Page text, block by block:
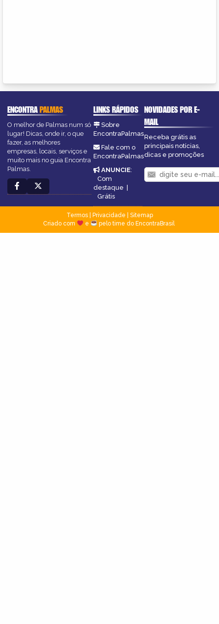
ENCONTRAPALMAS
O melhor de Palmas num só
lugar! Dicas, onde ir, o que
fazer, as melhores
empresas, locais, serviços e
muito mais no guia Encontra
Palmas.
LINKS RÁPIDOS
Sobre
EncontraPalmas
Fale com o
EncontraPalmas
ANUNCIE:
Com
destaque |
Grátis
NOVIDADES POR E-
MAIL
Receba grátis as
principais notícias,
dicas e promoções
Termos| Privacidade
Sitemap
Criado com
e pelo time do EncontraBrasil